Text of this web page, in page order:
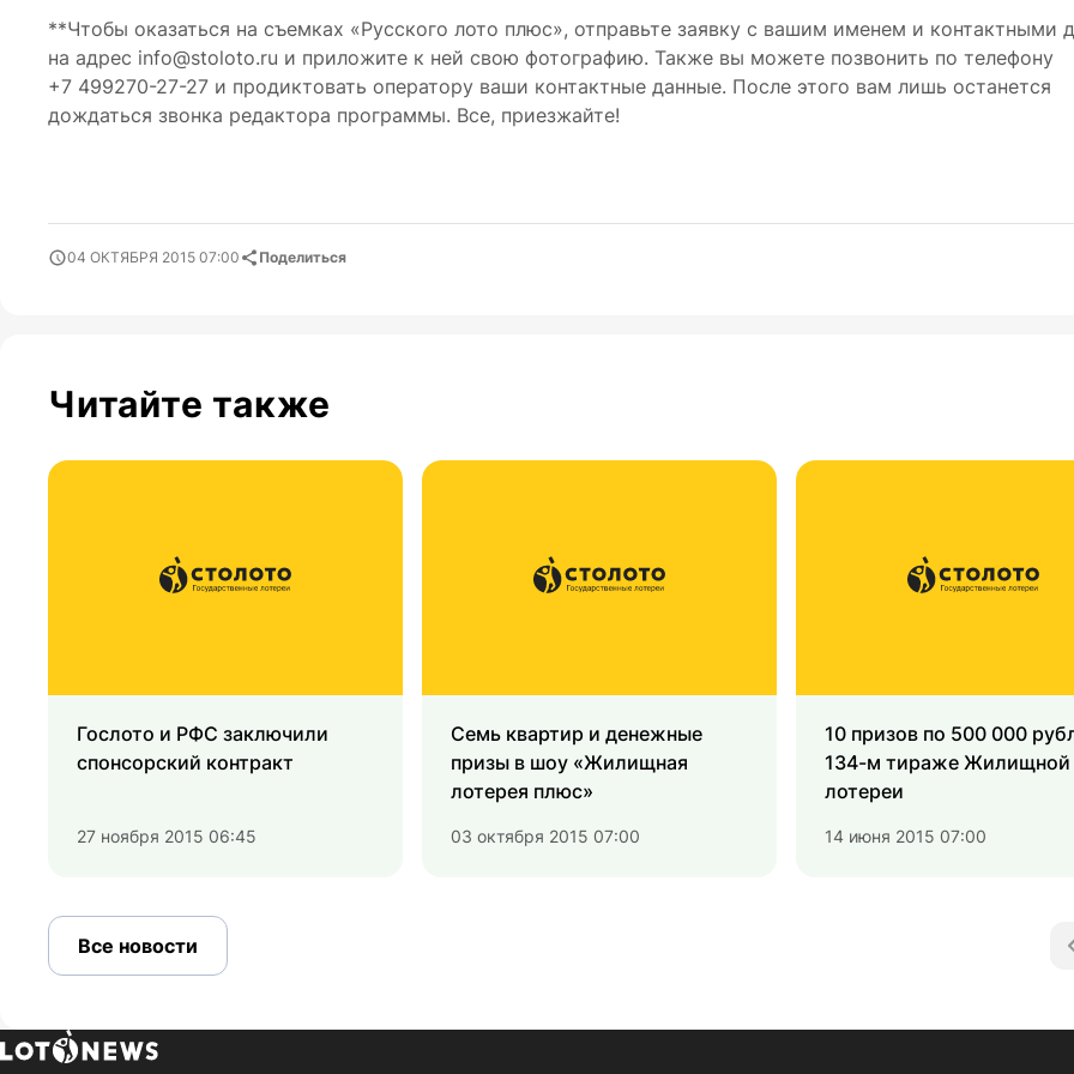
**Чтобы оказаться на съемках «Русского лото плюс», отправьте заявку с вашим именем и контактными
на адрес info@stoloto.ru и приложите к ней свою фотографию. Также вы можете позвонить по телефону
+7 499270-27-27 и продиктовать оператору ваши контактные данные. После этого вам лишь останется
дождаться звонка редактора программы. Все, приезжайте!
04 ОКТЯБРЯ 2015 07:00 Поделиться
Читайте также
Гослото и РФС заключили
спонсорский контракт
27 ноября 2015 06:45
Семь квартир и денежные
призы в шоу «Жилищная
лотерея плюс»
03 октября 2015 07:00
10 призов по 500 000
134-м тираже Жилищной
лотереи
14 июня 2015 07:00
Все новости